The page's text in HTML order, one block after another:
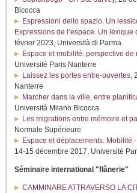
Bicocca
Espressioni dello spazio. Un
Expressions de l’espace. Un lexique
février 2023, Università di Parma
Espace et mobilité: perspective de
Université Paris Nanterre
Laissez les portes entre-ouvertes,
Nanterre
Marcher dans la ville, entre
Università Milano Bicocca
Les migrations entre mémoire et
Normale Supérieure
Espace et déplacements. Mobilité
14-15 décembre 2017, Université
Séminaire international "flânerie"
CAMMINARE ATTRAVERSO LA